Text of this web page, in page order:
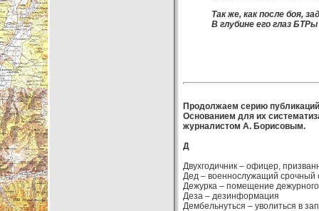
Так же, как после боя,
В глубине его глаз
Продолжаем серию
Основанием для их
журналистом А. Борисовым.
Д
Двухгодичник – офицер,
Дед – военнослужащий срочный
Дежурка – помещение
Деза – дезинформация
Дембельнуться – уволиться в